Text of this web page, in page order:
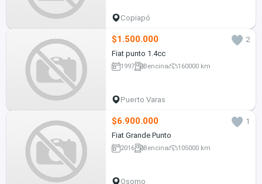
Copiapó
$1.500.000
2
Fiat punto 1.4cc
1997 Bencina 160000 km
Puerto Varas
$6.900.000
1
Fiat Grande Punto
2016 Bencina 105000 km
Osorno